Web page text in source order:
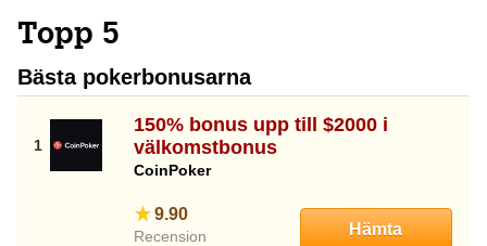
Topp 5
Bästa pokerbonusarna
150% bonus upp till $2000 i
välkomstbonus
CoinPoker
9.90
Recension Hämta